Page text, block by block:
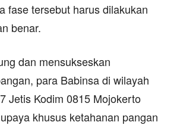
fase tersebut harus dilakukan
benar.
dan mensukseskan
para Babinsa di wilayah
Jetis Kodim 0815 Mojokerto
khusus ketahanan pangan